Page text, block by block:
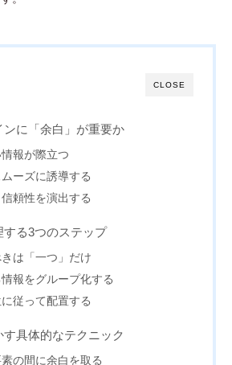
CLOSE
ンに「余白」が重要か
報が際立つ
ーズに誘導する
頼性を演出する
する3つのステップ
は「一つ」だけ
報をグループ化する
従って配置する
す具体的なテクニック
の間に余白を取る